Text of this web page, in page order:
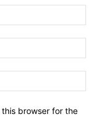
browser for the